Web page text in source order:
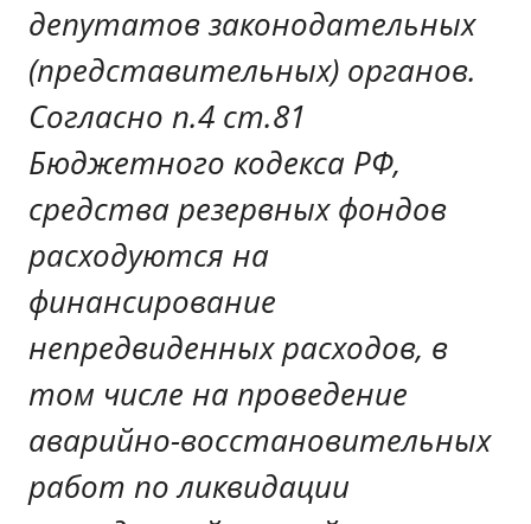
депутатов законодательных
(представительных) органов.
Согласно п.4 ст.81
Бюджетного кодекса РФ,
средства резервных фондов
расходуются на
финансирование
непредвиденных расходов, в
том числе на проведение
аварийно-восстановительных
работ по ликвидации